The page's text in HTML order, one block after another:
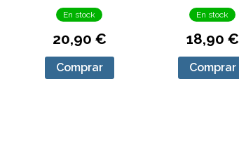
En stock
20,90 €
Comprar
En stock
18,90 €
Comprar